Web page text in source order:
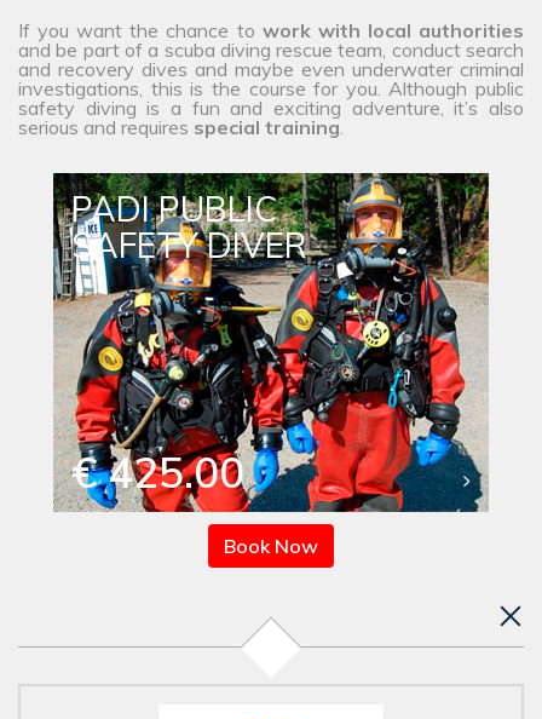
If you want the chance to work with local authorities
and be part of a scuba diving rescue team, conduct search
and recovery dives and maybe even underwater criminal
investigations, this is the course for you. Although public
safety diving is a fun and exciting adventure, it’s also
serious and requires special training.
PADI PUBLIC
SAFETY DIVER
€ 425.00
Book Now